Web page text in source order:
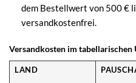
dem Bestellwert von 500 €
versandkostenfrei.
Versandkosten im tabellarischen
LAND